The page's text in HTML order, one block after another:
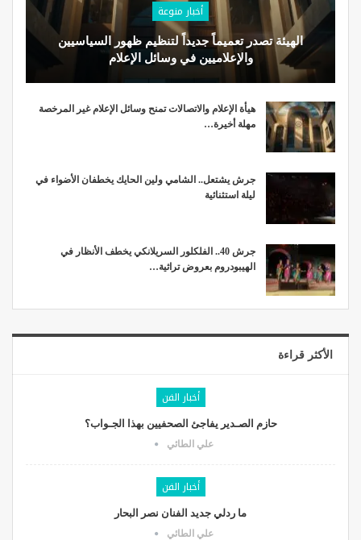
أخبار منوعة
الهيئة تصدر تعميماً جديداً لتنظيم ظهور السياسيين
والإعلاميين في وسائل الإعلام
هيأة الإعلام والاتصالات تمنح وسائل الإعلام غير المرخصة
مهلة أخيرة…
جرش يشتعل.. الشامي ولين الحايك يخطفان الأضواء في
ليلة استثنائية
جرش 40.. الفلكلور السريلانكي يخطف الأنظار في
الهيبودروم بعروض تراثية…
الأكثر قراءة
أخبار الفن
حازم الصـدير يفاجئ الصحفيين بهذا الجـواب؟
علي الطائي
أخبار الفن
ما ردلي جديد الفنان نصر البحار
علي الطائي